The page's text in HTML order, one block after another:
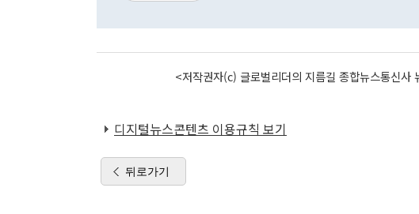
<저작권자(c) 글로벌리더의 지름길 종합뉴스통신
디지털뉴스콘텐츠 이용규칙 보기
뒤로가기